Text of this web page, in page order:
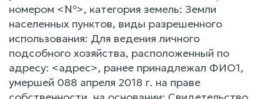
номером <№>, категория земель: Земли
населенных пунктов, виды разрешенного
использования: Для ведения личного
подсобного хозяйства, расположенный по
адресу: <адрес>, ранее принадлежал ФИО1,
умершей 088 апреля 2018 г. на праве